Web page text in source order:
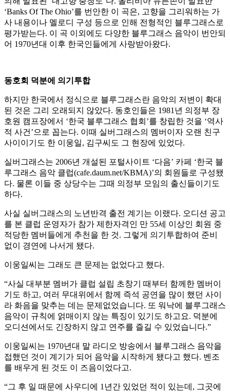
‘Banks Of The Ohio’를 번안한 이 곡은, 고향을 그리워하는 가
사 내용이나 멜로디 구성 등으로 인해 전형적인 블루그래스로
평가받는다. 이 곡 이외에도 다양한 블루그래스 음악이 번안되
어 1970년대 이후 한국인들에게 사랑받아왔다.
동호회 덕분에 의기투합
하지만 한국에서 정식으로 블루그래스란 음악의 저변이 확대
된 것은 그리 오래되지 않았다. 동호인들은 1981년 의정부 장
호원 캠프장에서 ‘한국 블루그래스 협회’를 창립한 것을 ‘역사
적 사건’으로 꼽는다. 이때 실버그래스의 멤버이자 오랜 친구
사이이기도 한 이웅일, 김구씨도 그 현장에 있었다.
실버그래스는 2006년 개설된 포털사이트 ‘다음’ 카페 ‘한국 블
루그래스 음악 클럽(cafe.daum.net/KBMA)’의 회원들로 구성됐
다. 물론 이들 중 상당수는 그때 의정부 모임의 출신들이기도
하다.
사실 실버그래스의 노년반격 출전 계기는 이랬다. 오디션 공고
를 본 클럽 운영자가 참가 제한자격인 만 55세 이상인 회원 중
적당한 멤버들에게 추천을 한 것. 그렇게 의기투합하여 준비
없이 경연에 나서게 됐다.
이웅일씨는 그래도 큰 문제는 없었다고 했다.
“사실 대부분 멤버가 클럽 설립 초창기 때부터 함께한 멤버이
기도 하고, 여러 무대위에서 함께 즉석 공연을 많이 했던 사이
라 화음을 맞추는 데는 문제없었습니다. 또 워낙에 블루그래스
음악이 규칙에 얽매이지 않는 특징이 있기도 하고요. 덕분에
오디션에서도 긴장하지 않고 연주를 즐길 수 있었습니다.”
이웅일씨는 1970년대 말 라디오 방송에서 블루그래스 음악을
접했던 것이 계기가 되어 음악을 시작하게 됐다고 했다. 벤조
를 배우게 된 것도 이 즈음이었다고.
“그 후 일 때문에 사우디에 1년간 있었던 적이 있는데, 그곳에